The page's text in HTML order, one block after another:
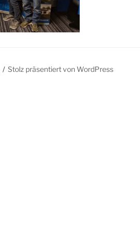
Stolz präsentiert von WordPress